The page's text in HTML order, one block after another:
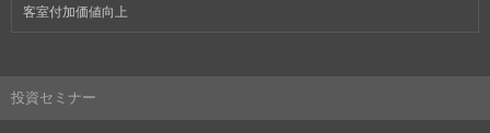
客室付加価値向上
投資セミナー